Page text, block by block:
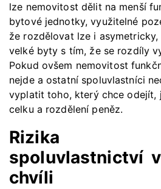
lze nemovitost dělit na menší
bytové jednotky, využitelné
že rozdělovat lze i asymetricky,
velké byty s tím, že se rozdíly
Pokud ovšem nemovitost
nejde a ostatní spoluvlastníci
vyplatit toho, který chce odejít,
celku a rozdělení peněz.
Rizika
spoluvlastnictví
chvíli